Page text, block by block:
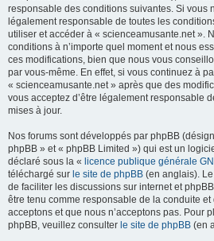
responsable des conditions suivantes. Si vous
légalement responsable de toutes les
utiliser et accéder à « scienceamusante.net ».
conditions à n’importe quel moment et nous
ces modifications, bien que nous vous
par vous-même. En effet, si vous continuez à
« scienceamusante.net » après que des
vous acceptez d’être légalement responsable
mises à jour.
Nos forums sont développés par phpBB
phpBB » et « phpBB Limited ») qui est un
déclaré sous la « licence publique générale
téléchargé sur le site de phpBB (en anglais).
de faciliter les discussions sur internet et
être tenu comme responsable de la conduite
acceptons et que nous n’acceptons pas. Pour
phpBB, veuillez consulter le site de phpBB (en